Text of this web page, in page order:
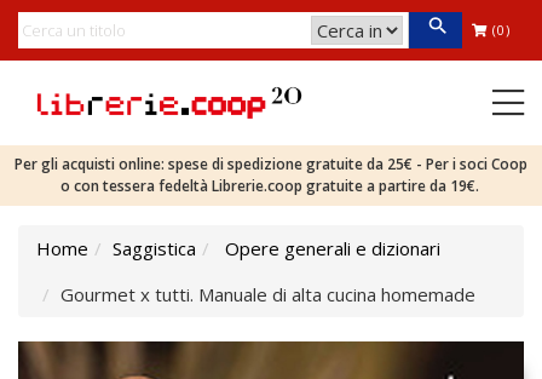
(0)
Per gli acquisti online: spese di spedizione gratuite da 25€ - Per i soci Coop
o con tessera fedeltà Librerie.coop gratuite a partire da 19€.
Home Saggistica
Opere generali e dizionari
Gourmet x tutti. Manuale di alta cucina homemade